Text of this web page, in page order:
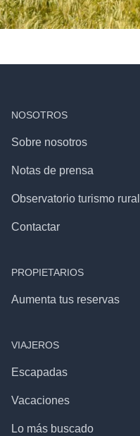
NOSOTROS
Sobre nosotros
Notas de prensa
Observatorio turismo rural
Contactar
PROPIETARIOS
Aumenta tus reservas
VIAJEROS
Escapadas
Vacaciones
Lo más buscado